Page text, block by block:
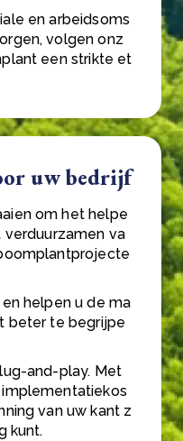
en arbeidsoms
volgen onz
een strikte et
uw bedrijf
om het helpe
verduurzamen va
helpen u de ma
beter te begrijpe
and-play. Met
van uw kant z
kunt.